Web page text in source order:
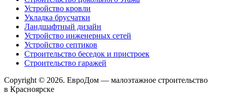
Устройство кровли
Укладка брусчатки
Ландшафтный дизайн
Устройство инженерных сетей
Устройство септиков
Строительство беседок и пристроек
Строительство гаражей
Copyright © 2026. ЕвроДом — малоэтажное строительство
в Красноярске